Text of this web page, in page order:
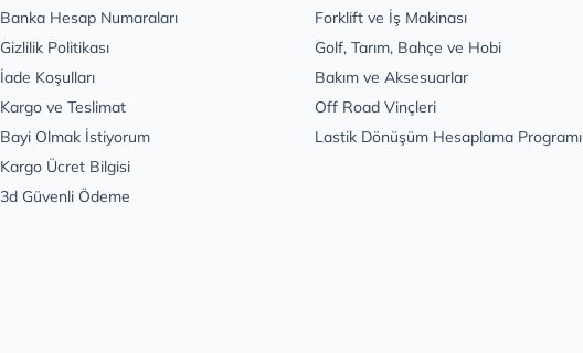
Banka Hesap Numaraları
Gizlilik Politikası
İade Koşulları
Kargo ve Teslimat
Bayi Olmak İstiyorum
Kargo Ücret Bilgisi
3d Güvenli Ödeme
Forklift ve İş Makinası
Golf, Tarım, Bahçe ve Hobi
Bakım ve Aksesuarlar
Off Road Vinçleri
Lastik Dönüşüm Hesaplama Programı